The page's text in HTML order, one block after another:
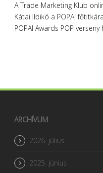
A Trade Marketing Klub
Kátai Ildikó a POPAI
POPAI Awards POP
ARCHÍVUM
2026. július
2025. június